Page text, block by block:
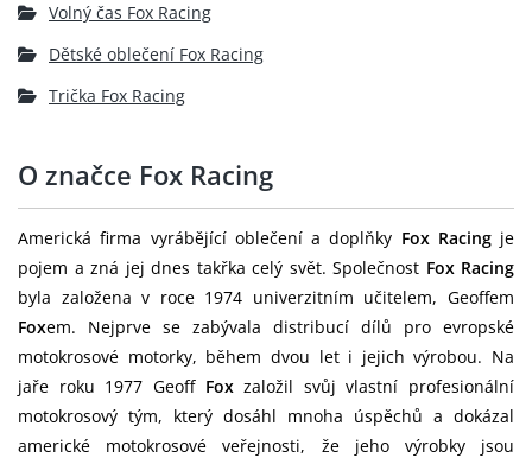
Volný čas Fox Racing
Dětské oblečení Fox Racing
Trička Fox Racing
O značce Fox Racing
Americká firma vyrábějící oblečení a doplňky Fox Racingje
pojem a zná jej dnes takřka celý svět. Společnost Fox Racing
byla založena v roce 1974 univerzitním učitelem, Geoffem
Foxem. Nejprve se zabývala distribucí dílů pro evropské
motokrosové motorky, během dvou let i jejich výrobou. Na
jaře roku 1977 Geoff Foxzaložil svůj vlastní profesionální
motokrosový tým, který dosáhl mnoha úspěchů a dokázal
americké motokrosové veřejnosti, že jeho výrobky jsou